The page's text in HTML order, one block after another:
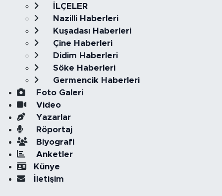
İLÇELER
Nazilli Haberleri
Kuşadası Haberleri
Çine Haberleri
Didim Haberleri
Söke Haberleri
Germencik Haberleri
Foto Galeri
Video
Yazarlar
Röportaj
Biyografi
Anketler
Künye
İletişim